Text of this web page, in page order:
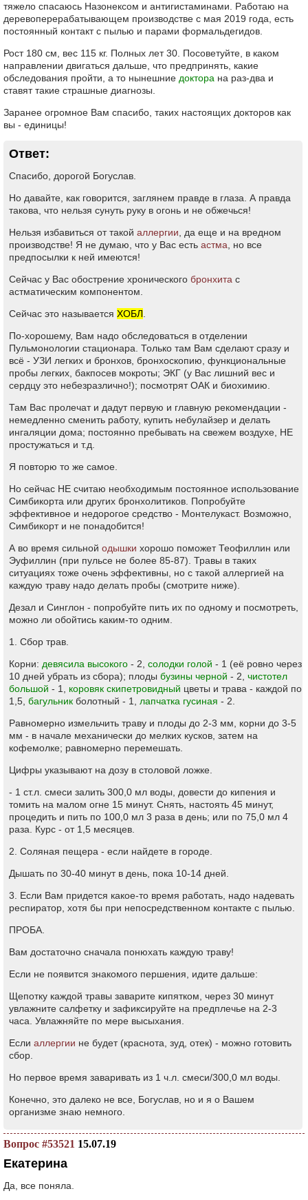
тяжело спасаюсь Назонексом и антигистаминами. Работаю на
деревоперерабатывающем производстве с мая 2019 года, есть
постоянный контакт с пылью и парами формальдегидов.
Рост 180 см, вес 115 кг. Полных лет 30. Посоветуйте, в каком
направлении двигаться дальше, что предпринять, какие
обследования пройти, а то нынешние доктора на раз-два и
ставят такие страшные диагнозы.
Заранее огромное Вам спасибо, таких настоящих докторов как
вы - единицы!
Ответ:
Спасибо, дорогой Богуслав.
Но давайте, как говорится, заглянем правде в глаза. А правда
такова, что нельзя сунуть руку в огонь и не обжечься!
Нельзя избавиться от такой аллергии , да еще и на вредном
производстве! Я не думаю, что у Вас есть астма , но все
предпосылки к ней имеются!
Сейчас у Вас обострение хронического бронхита с
астматическим компонентом.
Сейчас это называется ХОБЛ
По-хорошему, Вам надо обследоваться в отделении
Пульмонологии стационара. Только там Вам сделают сразу и
всё - УЗИ легких и бронхов, бронхоскопию, функциональные
пробы легких, бакпосев мокроты; ЭКГ (у Вас лишний вес и
сердцу это небезразлично!); посмотрят ОАК и биохимию.
Там Вас пролечат и дадут первую и главную рекомендации -
немедленно сменить работу, купить небулайзер и делать
ингаляции дома; постоянно пребывать на свежем воздухе, НЕ
простужаться и т.д.
Я повторю то же самое.
Но сейчас НЕ считаю необходимым постоянное использование
Симбикорта или других бронхолитиков. Попробуйте
эффективное и недорогое средство - Монтелукаст. Возможно,
Симбикорт и не понадобится!
А во время сильной одышки хорошо поможет Теофиллин или
Эуфиллин (при пульсе не более 85-87). Травы в таких
ситуациях тоже очень эффективны, но с такой аллергией на
каждую траву надо делать пробы (смотрите ниже).
Дезал и Синглон - попробуйте пить их по одному и посмотреть,
можно ли обойтись каким-то одним.
1. Сбор трав.
Корни: девясила высокого - 2, солодки голой - 1 (её ровно через
10 дней убрать из сбора); плоды бузины черной - 2, чистотел
большой - 1, коровяк скипетровидный цветы и трава - каждой по
1,5, багульник болотный - 1, лапчатка гусиная - 2.
Равномерно измельчить траву и плоды до 2-3 мм, корни до 3-5
мм - в начале механически до мелких кусков, затем на
кофемолке; равномерно перемешать.
Цифры указывают на дозу в столовой ложке.
- 1 ст.л. смеси залить 300,0 мл воды, довести до кипения и
томить на малом огне 15 минут. Снять, настоять 45 минут,
процедить и пить по 100,0 мл 3 раза в день; или по 75,0 мл 4
раза. Курс - от 1,5 месяцев.
2. Соляная пещера - если найдете в городе.
Дышать по 30-40 минут в день, пока 10-14 дней.
3. Если Вам придется какое-то время работать, надо надевать
респиратор, хотя бы при непосредственном контакте с пылью.
ПРОБА.
Вам достаточно сначала понюхать каждую траву!
Если не появится знакомого першения, идите дальше:
Щепотку каждой травы заварите кипятком, через 30 минут
увлажните салфетку и зафиксируйте на предплечье на 2-3
часа. Увлажняйте по мере высыхания.
Если аллергии не будет (краснота, зуд, отек) - можно готовить
сбор.
Но первое время заваривать из 1 ч.л. смеси/300,0 мл воды.
Конечно, это далеко не все, Богуслав, но и я о Вашем
организме знаю немного.
Вопрос #53521 15.07.19
Екатерина
Да, все поняла.